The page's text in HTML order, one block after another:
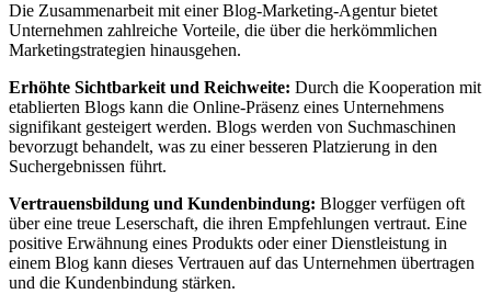
Die Zusammenarbeit mit einer Blog-Marketing-Agentur bietet
Unternehmen zahlreiche Vorteile, die über die herkömmlichen
Marketingstrategien hinausgehen.
Erhöhte Sichtbarkeit und Reichweite: Durch die Kooperation mit
etablierten Blogs kann die Online-Präsenz eines Unternehmens
signifikant gesteigert werden. Blogs werden von Suchmaschinen
bevorzugt behandelt, was zu einer besseren Platzierung in den
Suchergebnissen führt.
Vertrauensbildung und Kundenbindung: Blogger verfügen oft
über eine treue Leserschaft, die ihren Empfehlungen vertraut. Eine
positive Erwähnung eines Produkts oder einer Dienstleistung in
einem Blog kann dieses Vertrauen auf das Unternehmen übertragen
und die Kundenbindung stärken.